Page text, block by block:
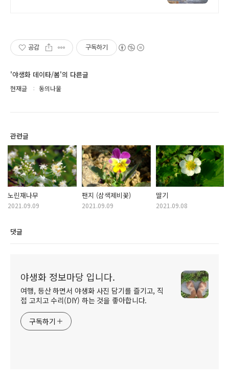
공감 구독하기
'야생화 데이타/봄'의 다른글
현재글 동의나물
관련글
노린재나무
2021.09.09
팬지 (삼색제비꽃)
2021.09.09
딸기
2021.09.08
댓글
야생화 정보마당 입니다.
여행, 등산 하면서 야생화 사진 담기를 즐기고, 직
접 고치고 수리(DIY) 하는 것을 좋아합니다.
구독하기